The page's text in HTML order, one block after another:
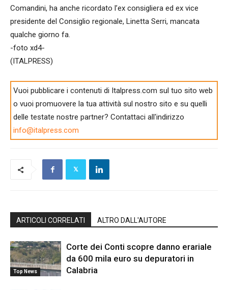
Comandini, ha anche ricordato l’ex consigliera ed ex vice
presidente del Consiglio regionale, Linetta Serri, mancata
qualche giorno fa.
-foto xd4-
(ITALPRESS)
Vuoi pubblicare i contenuti di Italpress.com sul tuo sito web
o vuoi promuovere la tua attività sul nostro sito e su quelli
delle testate nostre partner? Contattaci all'indirizzo
info@italpress.com
ARTICOLI CORRELATI ALTRO DALL'AUTORE
Top News
Corte dei Conti scopre danno erariale
da 600 mila euro su depuratori in
Calabria